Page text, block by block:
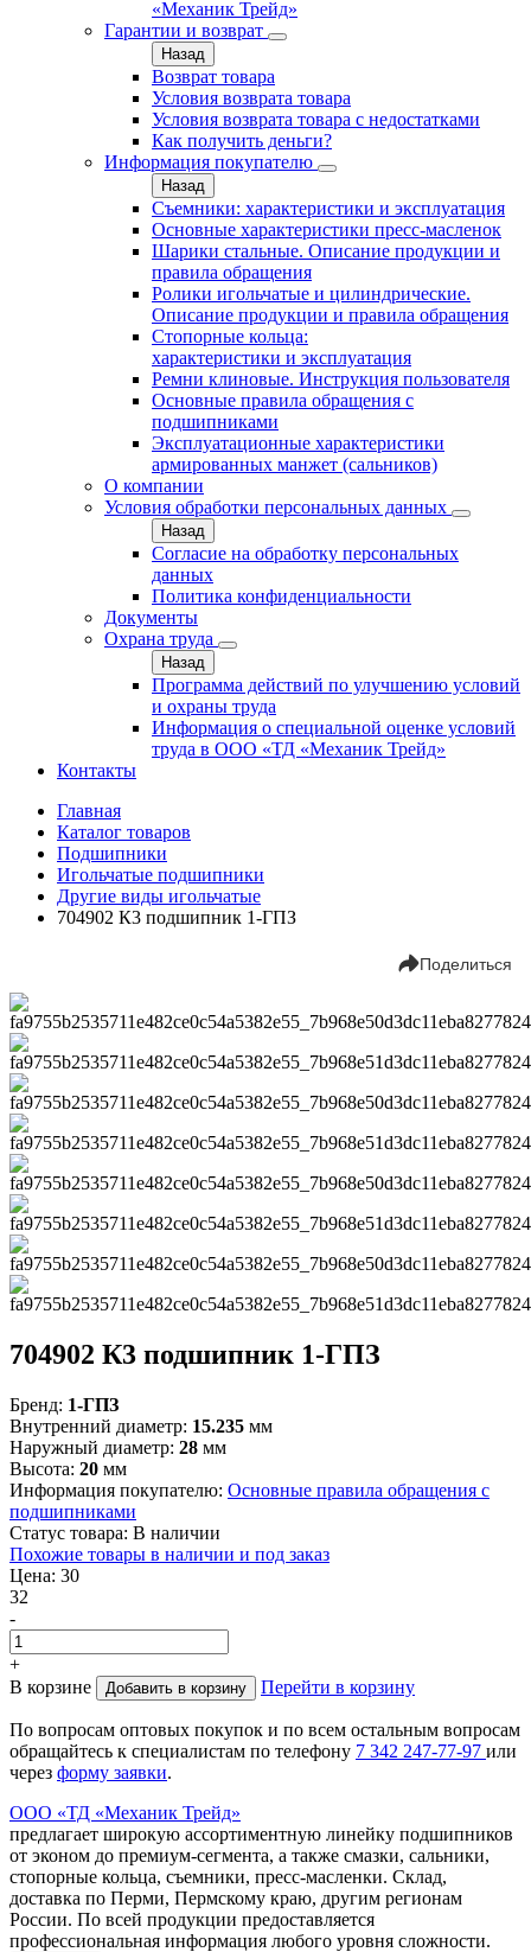
«Механик Трейд»
Гарантии и возврат
Назад
Возврат товара
Условия возврата товара
Условия возврата товара с недостатками
Как получить деньги?
Информация покупателю
Назад
Съемники: характеристики и эксплуатация
Основные характеристики пресс‑масленок
Шарики стальные. Описание продукции и
правила обращения
Ролики игольчатые и цилиндрические.
Описание продукции и правила обращения
Стопорные кольца:
характеристики и эксплуатация
Ремни клиновые. Инструкция пользователя
Основные правила обращения с
подшипниками
Эксплуатационные характеристики
армированных манжет (сальников)
О компании
Условия обработки персональных данных
Назад
Согласие на обработку персональных
данных
Политика конфиденциальности
Документы
Охрана труда
Назад
Программа действий по улучшению условий
и охраны труда
Информация о специальной оценке условий
труда в ООО «ТД «Механик Трейд»
Контакты
Главная
Каталог товаров
Подшипники
Игольчатые подшипники
Другие виды игольчатые
704902 К3 подшипник 1-ГПЗ
Поделиться
704902 К3 подшипник 1-ГПЗ
Бренд: 1-ГПЗ
Внутренний диаметр: 15.235 мм
Наружный диаметр: 28 мм
Высота: 20 мм
Информация покупателю: Основные правила обращения с
подшипниками
Статус товара: В наличии
Похожие товары в наличии и под заказ
Цена: 30
32
-
+
В корзине
Добавить в корзину Перейти в корзину
По вопросам оптовых покупок и по всем остальным вопросам
обращайтесь к специалистам по телефону 7 342 247-77-97 или
через форму заявки.
ООО «ТД «Механик Трейд»
предлагает широкую ассортиментную линейку подшипников
от эконом до премиум-сегмента, а также смазки, сальники,
стопорные кольца, съемники, пресс-масленки. Склад,
доставка по Перми, Пермскому краю, другим регионам
России. По всей продукции предоставляется
профессиональная информация любого уровня сложности.